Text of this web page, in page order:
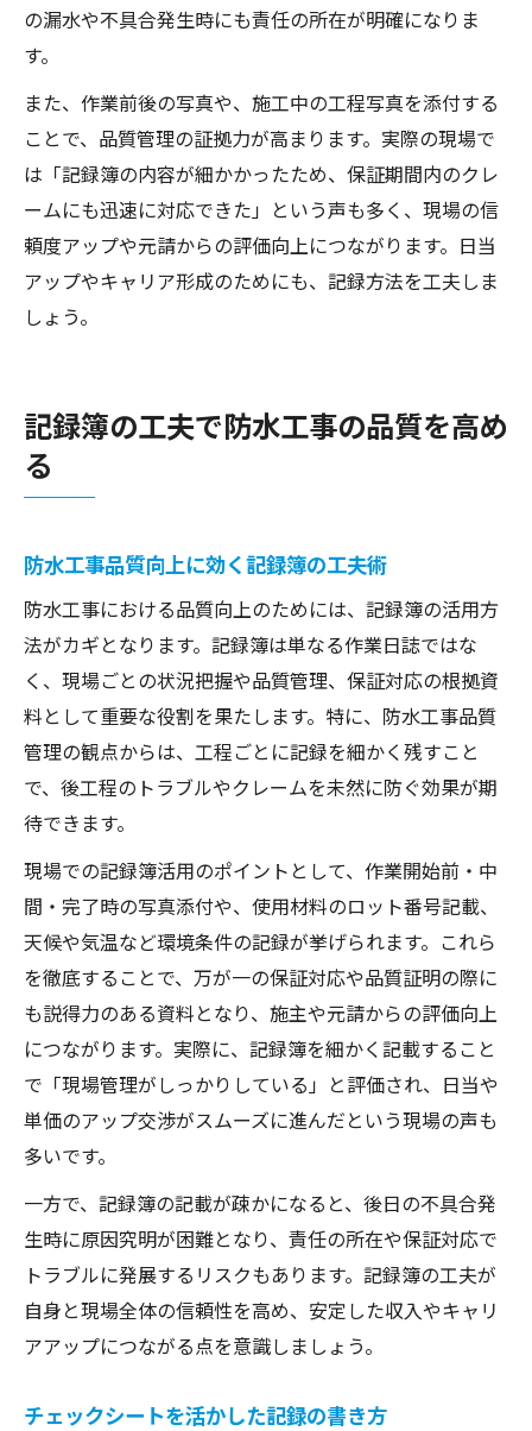
の漏水や不具合発生時にも責任の所在が明確になりま
す。
また、作業前後の写真や、施工中の工程写真を添付する
ことで、品質管理の証拠力が高まります。実際の現場で
は「記録簿の内容が細かかったため、保証期間内のクレ
ームにも迅速に対応できた」という声も多く、現場の信
頼度アップや元請からの評価向上につながります。日当
アップやキャリア形成のためにも、記録方法を工夫しま
しょう。
記録簿の工夫で防水工事の品質を高め
る
防水工事品質向上に効く記録簿の工夫術
防水工事における品質向上のためには、記録簿の活用方
法がカギとなります。記録簿は単なる作業日誌ではな
く、現場ごとの状況把握や品質管理、保証対応の根拠資
料として重要な役割を果たします。特に、防水工事品質
管理の観点からは、工程ごとに記録を細かく残すこと
で、後工程のトラブルやクレームを未然に防ぐ効果が期
待できます。
現場での記録簿活用のポイントとして、作業開始前・中
間・完了時の写真添付や、使用材料のロット番号記載、
天候や気温など環境条件の記録が挙げられます。これら
を徹底することで、万が一の保証対応や品質証明の際に
も説得力のある資料となり、施主や元請からの評価向上
につながります。実際に、記録簿を細かく記載すること
で「現場管理がしっかりしている」と評価され、日当や
単価のアップ交渉がスムーズに進んだという現場の声も
多いです。
一方で、記録簿の記載が疎かになると、後日の不具合発
生時に原因究明が困難となり、責任の所在や保証対応で
トラブルに発展するリスクもあります。記録簿の工夫が
自身と現場全体の信頼性を高め、安定した収入やキャリ
アアップにつながる点を意識しましょう。
チェックシートを活かした記録の書き方